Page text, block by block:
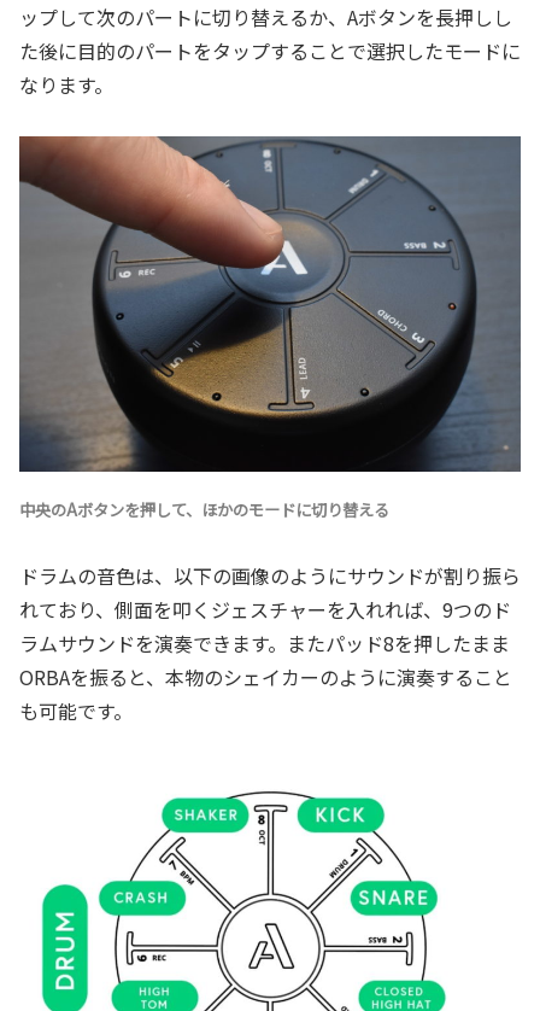
ップして次のパートに切り替えるか、Aボタンを長押しし
た後に目的のパートをタップすることで選択したモードに
なります。
中央のAボタンを押して、ほかのモードに切り替える
ドラムの音色は、以下の画像のようにサウンドが割り振ら
れており、側面を叩くジェスチャーを入れれば、9つのド
ラムサウンドを演奏できます。またパッド8を押したまま
ORBAを振ると、本物のシェイカーのように演奏すること
も可能です。